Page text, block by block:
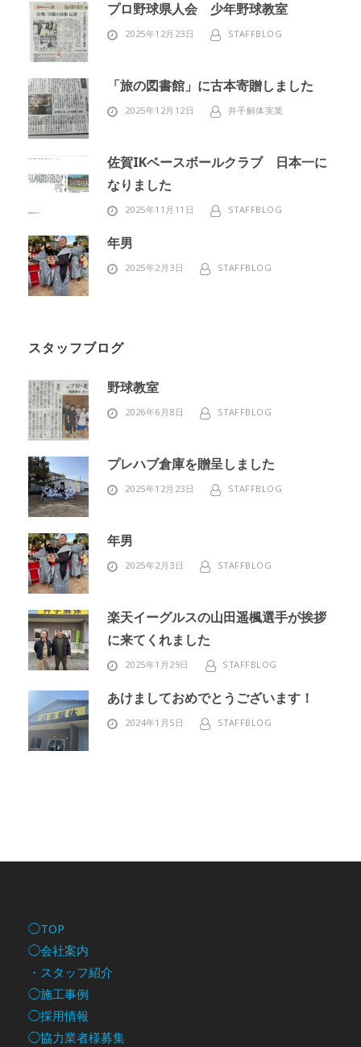
プロ野球県人会 少年野球教室
2025年12月23日 STAFFBLOG
「旅の図書館」に古本寄贈しました
2025年12月12日 井手解体実業
佐賀IKベースボールクラブ 日本一に
なりました
2025年11月11日 STAFFBLOG
年男
2025年2月3日 STAFFBLOG
スタッフブログ
野球教室
2026年6月8日 STAFFBLOG
プレハブ倉庫を贈呈しました
2025年12月23日 STAFFBLOG
年男
2025年2月3日 STAFFBLOG
楽天イーグルスの山田遥楓選手が挨拶
に来てくれました
2025年1月29日 STAFFBLOG
あけましておめでとうございます！
2024年1月5日 STAFFBLOG
◯TOP
◯会社案内
・スタッフ紹介
◯施工事例
◯採用情報
◯協力業者様募集